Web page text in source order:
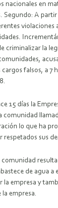
nacionales en
Segundo: A partir
violaciones
criminalizar la
falsos, a 7
15 días la
comunidad
lo que ha
respetados sus
comunidad
de agua a
la empresa y
empresa.